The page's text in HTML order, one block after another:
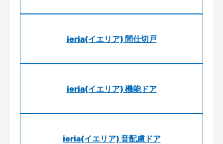
ieria(イエリア) 間仕切戸
ieria(イエリア) 機能ドア
ieria(イエリア) 音配慮ドア